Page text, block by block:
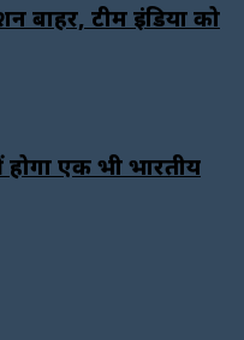
बाहर, टीम इंडिया को
एक भी भारतीय